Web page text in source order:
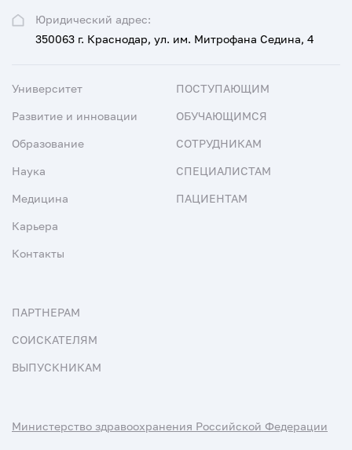
Юридический адрес:
350063 г. Краснодар, ул. им. Митрофана Седина, 4
Университет
Развитие и инновации
Образование
Наука
Медицина
Карьера
Контакты
ПОСТУПАЮЩИМ
ОБУЧАЮЩИМСЯ
СОТРУДНИКАМ
СПЕЦИАЛИСТАМ
ПАЦИЕНТАМ
ПАРТНЕРАМ
СОИСКАТЕЛЯМ
ВЫПУСКНИКАМ
Министерство здравоохранения Российской Федерации